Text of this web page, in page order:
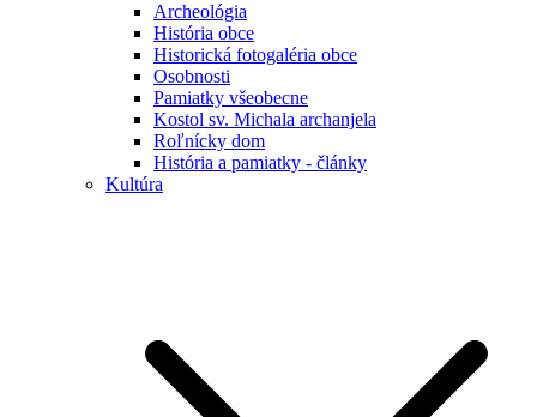
Archeológia
História obce
Historická fotogaléria obce
Osobnosti
Pamiatky všeobecne
Kostol sv. Michala archanjela
Roľnícky dom
História a pamiatky - články
Kultúra